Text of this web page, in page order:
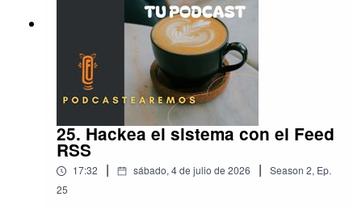
adolescentes! -
https://open.spotify.com/show/2vupBKIS4EkKa2
si=d0ac47c36db74c89&nd=1&dlsi=6e825693da
5c484b
25. Hackea el sistema con el Feed
RSS
17:32 | sábado, 4 de julio de 2026 | Season 2, Ep.
25